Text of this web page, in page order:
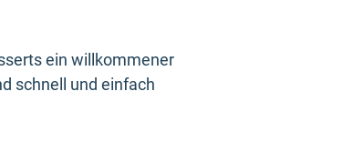
ein willkommener
schnell und einfach